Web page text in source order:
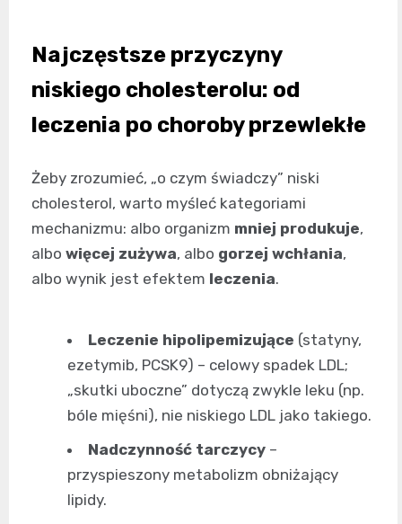
Najczęstsze przyczyny
niskiego cholesterolu: od
leczenia po choroby przewlekłe
Żeby zrozumieć, „o czym świadczy” niski
cholesterol, warto myśleć kategoriami
mechanizmu: albo organizm mniej produkuje,
albo więcej zużywa, albo gorzej wchłania,
albo wynik jest efektem leczenia.
Leczenie hipolipemizujące (statyny,
ezetymib, PCSK9) – celowy spadek LDL;
„skutki uboczne” dotyczą zwykle leku (np.
bóle mięśni), nie niskiego LDL jako takiego.
Nadczynność tarczycy –
przyspieszony metabolizm obniżający
lipidy.